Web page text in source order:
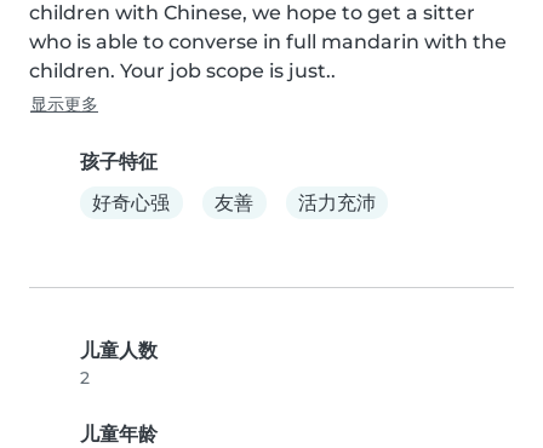
children with Chinese, we hope to get a sitter
who is able to converse in full mandarin with the
children. Your job scope is just..
显示更多
孩子特征
好奇心强
友善 活力充沛
儿童人数
2
儿童年龄